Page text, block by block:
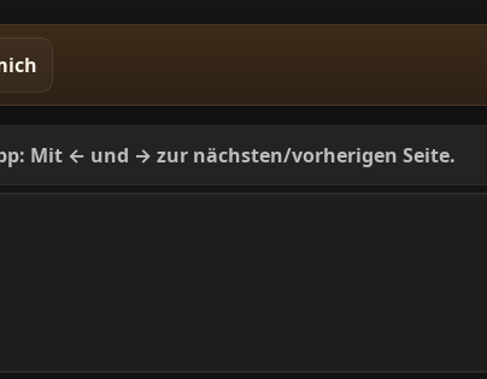
Mit ← und → zur nächsten/vorherigen Seite.